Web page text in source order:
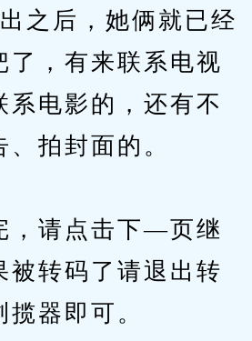
之后，她俩就已经
了，有来联系电视
系电影的，还有不
拍封面的。
请点击下—页继
被转码了请退出转
器即可。